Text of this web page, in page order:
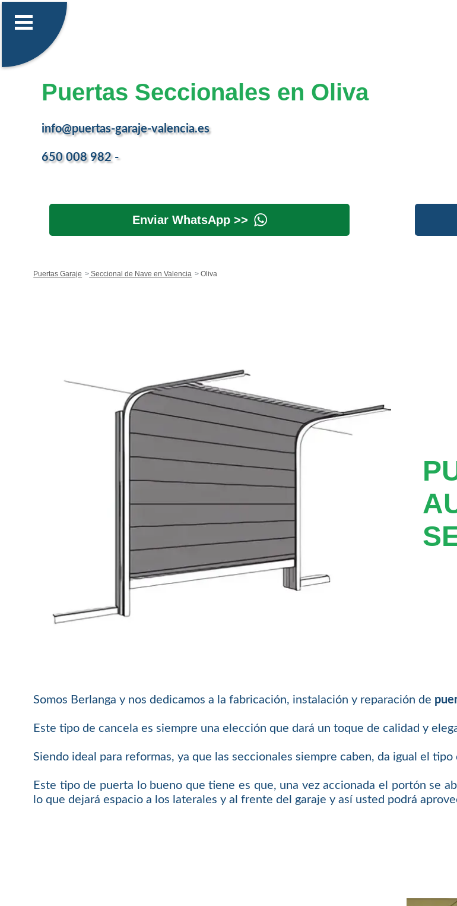
Puertas Seccionales en Oliva
info@puertas-garaje-valencia.es
650 008 982 -
Enviar WhatsApp >>
Puertas Garaje Seccional de Nave en Valencia Oliva
Somos Berlanga y nos dedicamos a la fabricación, instalación y reparación de
Este tipo de cancela es siempre una elección que dará un toque de calidad y
Siendo ideal para reformas, ya que las seccionales siempre caben, da igual el
Este tipo de puerta lo bueno que tiene es que, una vez accionada el portón se
lo que dejará espacio a los laterales y al frente del garaje y así usted podrá